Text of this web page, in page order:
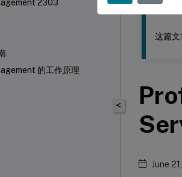
2303
的工作原理
<
这篇文
June